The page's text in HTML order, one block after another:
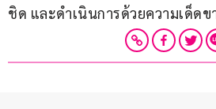
ชิด และดำเนินการด้วยความเด็ด